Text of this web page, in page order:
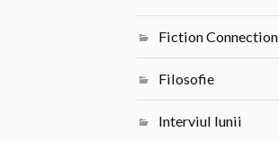
Fiction Connection
Filosofie
Interviul lunii